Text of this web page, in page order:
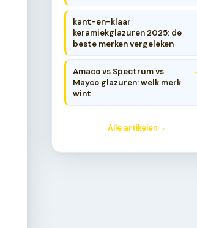
kant-en-klaar
keramiekglazuren 2025: de
beste merken vergeleken
Amaco vs Spectrum vs
Mayco glazuren: welk merk
wint
Alle artikelen